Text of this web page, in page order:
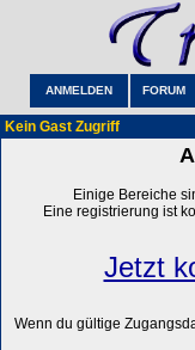
ANMELDEN FORUM
Kein Gast Zugriff
Einige Bereiche
Eine registrierung ist
Jetzt
Wenn du gültige